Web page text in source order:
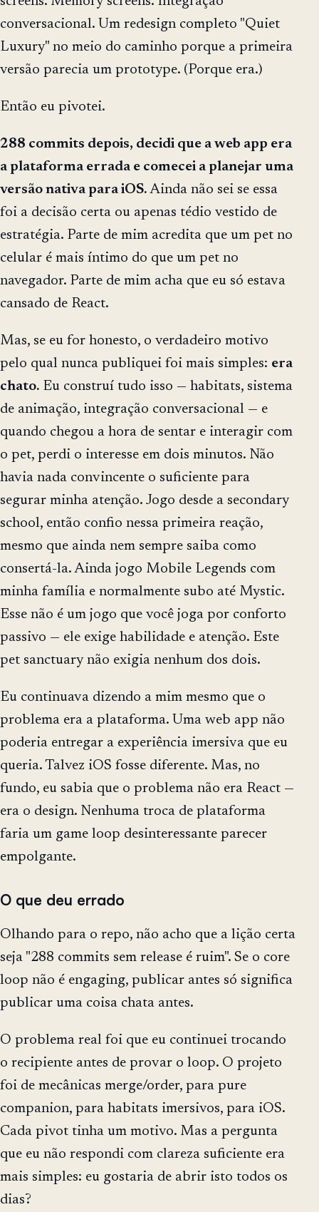
conversacional. Um redesign completo "Quiet
Luxury" no meio do caminho porque a primeira
versão parecia um prototype. (Porque era.)
Então eu pivotei.
288 commits depois, decidi que a web app era
a plataforma errada e comecei a planejar uma
versão nativa para iOS. Ainda não sei se essa
foi a decisão certa ou apenas tédio vestido de
estratégia. Parte de mim acredita que um pet no
celular é mais íntimo do que um pet no
navegador. Parte de mim acha que eu só estava
cansado de React.
Mas, se eu for honesto, o verdadeiro motivo
pelo qual nunca publiquei foi mais simples: era
chato. Eu construí tudo isso — habitats, sistema
de animação, integração conversacional — e
quando chegou a hora de sentar e interagir com
o pet, perdi o interesse em dois minutos. Não
havia nada convincente o suficiente para
segurar minha atenção. Jogo desde a secondary
school, então confio nessa primeira reação,
mesmo que ainda nem sempre saiba como
consertá-la. Ainda jogo Mobile Legends com
minha família e normalmente subo até Mystic.
Esse não é um jogo que você joga por conforto
passivo — ele exige habilidade e atenção. Este
pet sanctuary não exigia nenhum dos dois.
Eu continuava dizendo a mim mesmo que o
problema era a plataforma. Uma web app não
poderia entregar a experiência imersiva que eu
queria. Talvez iOS fosse diferente. Mas, no
fundo, eu sabia que o problema não era React —
era o design. Nenhuma troca de plataforma
faria um game loop desinteressante parecer
empolgante.
O que deu errado
Olhando para o repo, não acho que a lição certa
seja "288 commits sem release é ruim". Se o core
loop não é engaging, publicar antes só significa
publicar uma coisa chata antes.
O problema real foi que eu continuei trocando
o recipiente antes de provar o loop. O projeto
foi de mecânicas merge/order, para pure
companion, para habitats imersivos, para iOS.
Cada pivot tinha um motivo. Mas a pergunta
que eu não respondi com clareza suficiente era
mais simples: eu gostaria de abrir isto todos os
dias?